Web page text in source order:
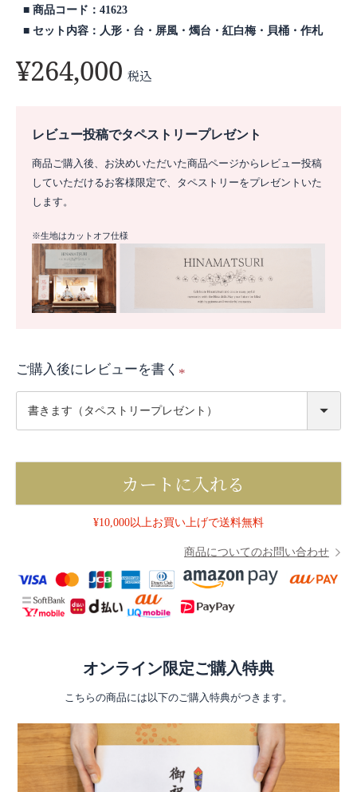
商品コード：41623
セット内容：人形・台・屏風・燭台・紅白梅・貝桶・作札
¥264,000 税込
レビュー投稿でタペストリープレゼント
商品ご購入後、お決めいただいた商品ページからレビュー投稿
していただけるお客様限定で、タペストリーをプレゼントいた
します。
※生地はカットオフ仕様
ご購入後にレビューを書く
カートに入れる
¥10,000以上お買い上げで送料無料
商品についてのお問い合わせ
オンライン限定ご購入特典
こちらの商品には以下のご購入特典がつきます。